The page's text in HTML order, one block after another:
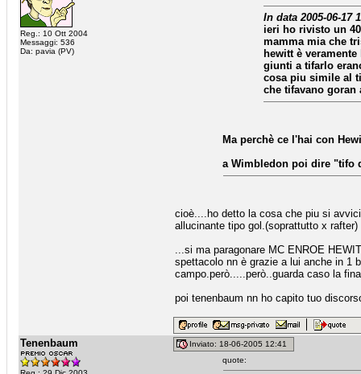
Reg.: 10 Ott 2004
Messaggi: 536
Da: pavia (PV)
In data 2005-06-17
ieri ho rivisto un
mamma mia che
hewitt è
giunti a tifarlo
cosa piu simile al
che tifavano goran
Ma perchè ce l'hai con
a Wimbledon poi dire "tifo
cioè....ho detto la cosa che piu si
allucinante tipo gol.(soprattutto x rafter)
...si ma paragonare MC ENROE
spettacolo nn è grazie a lui anche in 1
campo.però.....però..guarda caso la
poi tenenbaum nn ho capito tuo
Tenenbaum
Inviato: 18-06-2005 12:41
quote: